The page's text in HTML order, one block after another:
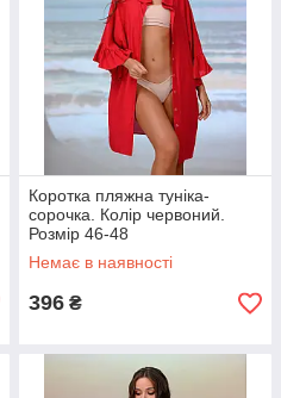
Коротка пляжна туніка-
сорочка. Колір червоний.
Розмір 46-48
Немає в наявності
396 ₴